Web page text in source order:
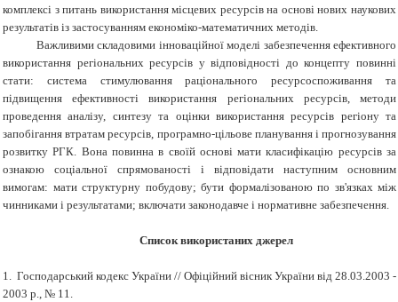
комплексі з питань використання місцевих ресурсів на основі нових наукових
результатів із застосуванням економіко-математичних методів.
Важливими складовими інноваційної моделі забезпечення ефективного
використання регіональних ресурсів у відповідності до концепту повинні
стати: система стимулювання раціонального ресурсоспоживання та
підвищення ефективності використання регіональних ресурсів, методи
проведення аналізу, синтезу та оцінки використання ресурсів регіону та
запобігання втратам ресурсів, програмно-цільове планування і прогнозування
розвитку РГК. Вона повинна в своїй основі мати класифікацію ресурсів за
ознакою соціальної спрямованості і відповідати наступним основним
вимогам: мати структурну побудову; бути формалізованою по зв'язках між
чинниками і результатами; включати законодавче і нормативне забезпечення.
Список використаних джерел
1. Господарський кодекс України // Офіційний вісник України вiд 28.03.2003 -
2003 р., № 11.